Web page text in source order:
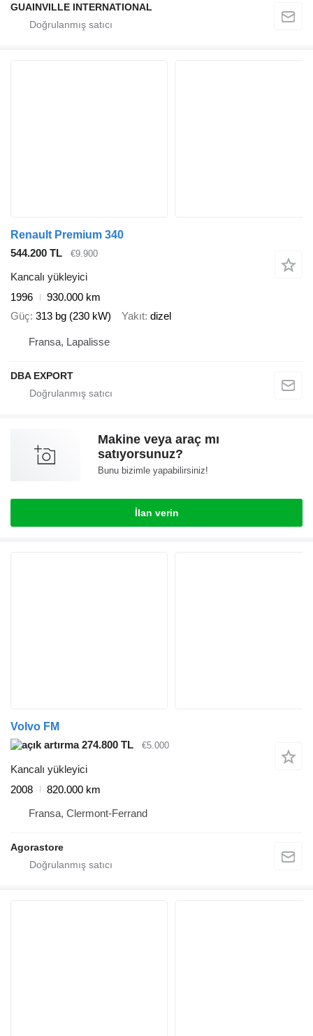
GUAINVILLE INTERNATIONAL
Renault Premium 340
544.200 TL
€9.900
Kancalı yükleyici
1996
930.000 km
Güç 313 bg (230 kW) Yakıt dizel
Fransa, Lapalisse
DBA EXPORT
Makine veya araç mı
satıyorsunuz?
Bunu bizimle yapabilirsiniz!
İlan verin
Volvo FM
274.800 TL
€5.000
Kancalı yükleyici
2008
820.000 km
Fransa, Clermont-Ferrand
Agorastore